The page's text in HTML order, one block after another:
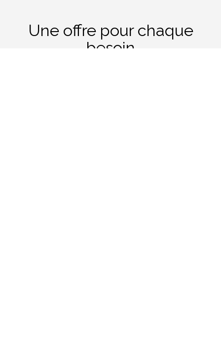
Une offre pour chaque
besoin